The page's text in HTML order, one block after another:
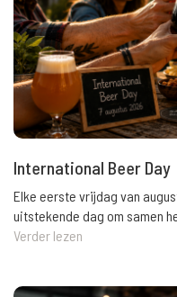
International Beer Day
Elke eerste vrijdag van
uitstekende dag om samen
Verder lezen